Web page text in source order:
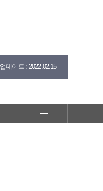
업데이트 : 2022.02.15